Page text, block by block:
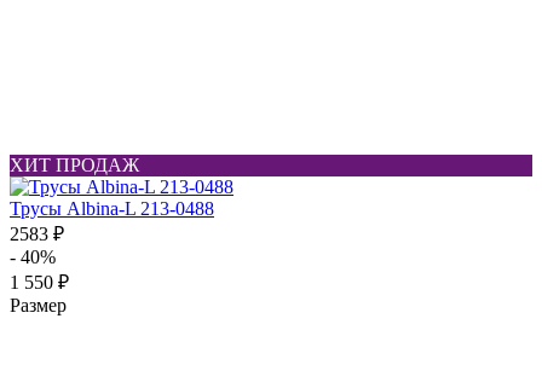
ХИТ ПРОДАЖ
Трусы Albina-L 213-0488
2583 ₽
- 40%
1 550 ₽
Размер